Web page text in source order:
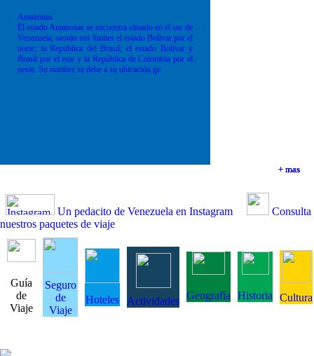
+ mas
+ mas
+ mas
Amazonas
El estado Amazonas se encuentra situado en el sur de
Venezuela, siendo sus límites el estado Bolívar por el
norte; la República del Brasil; el estado Bolívar y
Brasil por el este y la República de Colombia por el
oeste. Su nombre se debe a su ubicación ge
+ mas
Un pedacito de Venezuela en Instagram
Consulta
nuestros paquetes de viaje
Guía
de
Viaje
Seguro
de
Viaje
Hoteles Actividades Geografía Historia Cultura